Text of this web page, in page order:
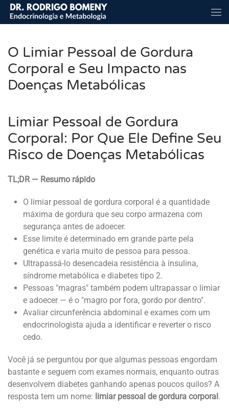
O Limiar Pessoal de Gordura
Corporal e Seu Impacto nas
Doenças Metabólicas
Limiar Pessoal de Gordura
Corporal: Por Que Ele Define Seu
Risco de Doenças Metabólicas
TL;DR — Resumo rápido
O limiar pessoal de gordura corporal é a quantidade
máxima de gordura que seu corpo armazena com
segurança antes de adoecer.
Esse limite é determinado em grande parte pela
genética e varia muito de pessoa para pessoa.
Ultrapassá-lo desencadeia resistência à insulina,
síndrome metabólica e diabetes tipo 2.
Pessoas "magras" também podem ultrapassar o limiar
e adoecer — é o "magro por fora, gordo por dentro".
Avaliar circunferência abdominal e exames com um
endocrinologista ajuda a identificar e reverter o risco
cedo.
Você já se perguntou por que algumas pessoas engordam
bastante e seguem com exames normais, enquanto outras
desenvolvem diabetes ganhando apenas poucos quilos? A
resposta tem um nome: limiar pessoal de gordura corporal.